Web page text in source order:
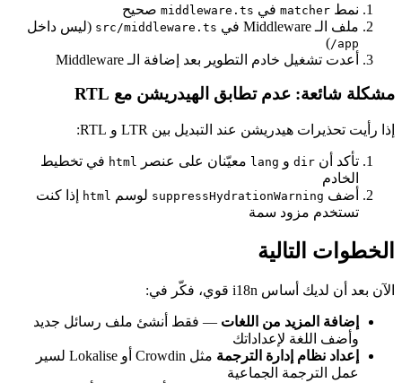
نمطmatcherفي middleware.tsصحيح
ملف الـ Middleware في
src/middleware.ts (ليس داخل
app/
)
أعدت تشغيل خادم التطوير بعد إضافة الـ Middleware
مشكلة شائعة: عدم تطابق الهيدريشن مع RTL
إذا رأيت تحذيرات هيدريشن عند التبديل بين LTR و RTL:
تأكد أنdirوlang معيّنان على عنصر htmlفي تخطيط
الخادم
أضف suppressHydrationWarningلوسمhtmlإذا كنت
تستخدم مزود سمة
الخطوات التالية
الآن بعد أن لديك أساس i18n قوي، فكّر في:
إضافة المزيد من اللغات— فقط أنشئ ملف رسائل جديد
وأضف اللغة لإعداداتك
إعداد نظام إدارة الترجمة
مثل Crowdin أو Lokalise لسير
عمل الترجمة الجماعية